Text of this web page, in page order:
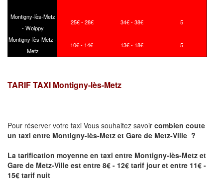
Montigny-lès-Metz
- Woippy
25€ - 28€ 34€ - 38€ 5
Montigny-lès-Metz -
Metz
10€ - 14€ 13€ - 18€ 5
TARIF TAXI Montigny-lès-Metz
Pour réserver votre taxi Vous souhaitez savoir combien coute
un taxi entre Montigny-lès-Metz et Gare de Metz-Ville ?
La tarification moyenne en taxi entre Montigny-lès-Metz et
Gare de Metz-Ville est entre 8€ - 12€ tarif jour et entre 11€ -
15€ tarif nuit